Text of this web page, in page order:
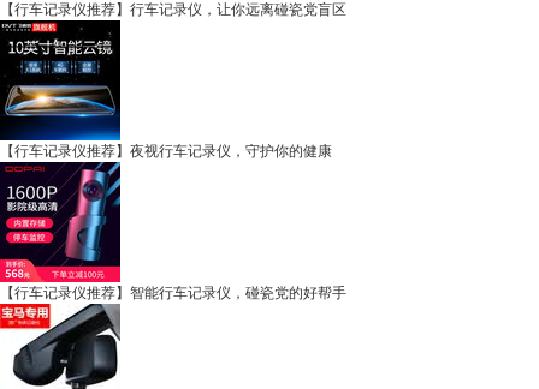
【行车记录仪推荐】行车记录仪，让你远离碰瓷党盲区
【行车记录仪推荐】夜视行车记录仪，守护你的健康
【行车记录仪推荐】智能行车记录仪，碰瓷党的好帮手